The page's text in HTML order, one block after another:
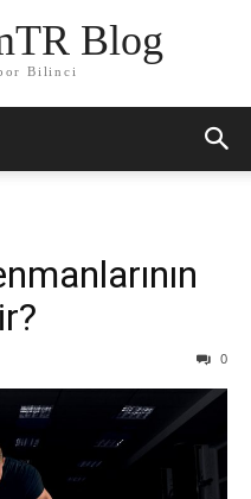
Blog
Bilinci
0